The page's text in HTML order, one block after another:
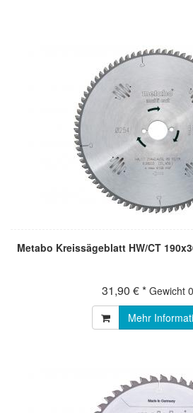
Metabo Kreissägeblatt HW/CT
31,90 € * Gewicht
Mehr